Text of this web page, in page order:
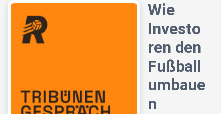
Wie
Investo
ren den
Fußball
umbaue
n